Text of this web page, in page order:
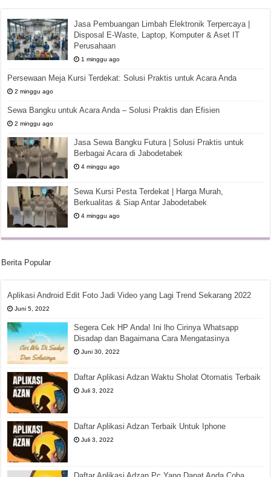
Jasa Pembuangan Limbah Elektronik Terpercaya |
Disposal E-Waste, Laptop, Komputer & Aset IT
Perusahaan
1 minggu ago
Persewaan Meja Kursi Terdekat: Solusi Praktis untuk Acara Anda
2 minggu ago
Sewa Bangku untuk Acara Anda – Solusi Praktis dan Efisien
2 minggu ago
Jasa Sewa Bangku Futura | Solusi Praktis untuk
Berbagai Acara di Jabodetabek
4 minggu ago
Sewa Kursi Pesta Terdekat | Harga Murah,
Berkualitas & Siap Antar Jabodetabek
4 minggu ago
Berita Popular
Aplikasi Android Edit Foto Jadi Video yang Lagi Trend Sekarang 2022
Juni 5, 2022
Segera Cek HP Anda! Ini lho Cirinya Whatsapp
Disadap dan Bagaimana Cara Mengatasinya
Juni 30, 2022
Daftar Aplikasi Adzan Waktu Sholat Otomatis Terbaik
Juli 3, 2022
Daftar Aplikasi Adzan Terbaik Untuk Iphone
Juli 3, 2022